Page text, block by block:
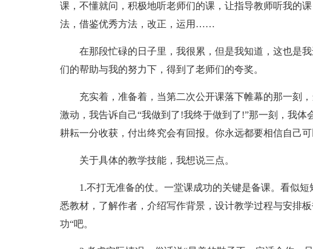
课，不懂就问，积极地听老师们的课，让指导教师听我的
法，借鉴优秀方法，改正，运用……
在那段忙碌的日子里，我很累，但是我知道，这也是
们的帮助与我的努力下，得到了老师们的夸奖。
充实着，准备着，当第二次公开课落下帷幕的那一刻
激动，我告诉自己“我做到了!我终于做到了!”那一刻，我
耕耘一分收获，付出终究会有回报。你永远都要相信自己
关于具体的教学技能，我想说三点。
1.不打无准备的仗。一堂课成功的关键是备课。看似
悉教材，了解作者，介绍写作背景，设计教学过程与安排
功“吧。